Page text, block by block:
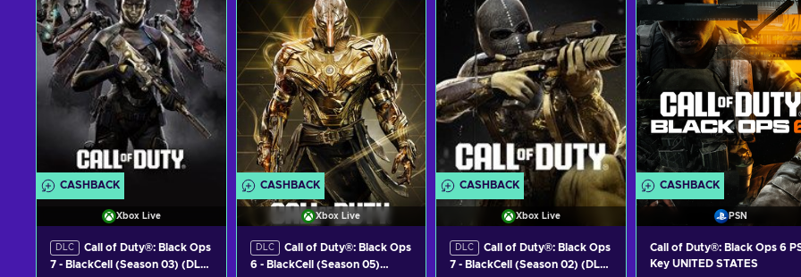
CASHBACK
Xbox Live
DLC
Call of Duty®: Black Ops
7 - BlackCell (Season 03) (DLC)
CASHBACK
Xbox Live
DLC
Call of Duty®: Black Ops
6 - BlackCell (Season 05)
CASHBACK
Xbox Live
DLC
Call of Duty®: Black Ops
7 - BlackCell (Season 02) (DLC)
CASHBACK
PSN
Call of Duty®: Black Ops 6
Key UNITED STATES